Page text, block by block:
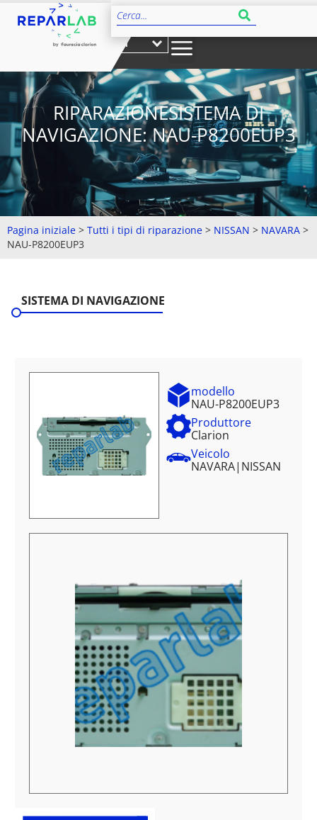
IT
RIPARAZIONESISTEMA DI
NAVIGAZIONE: NAU-P8200EUP3
Pagina iniziale > Tutti i tipi di riparazione > NISSAN > NAVARA >
NAU-P8200EUP3
SISTEMA DI NAVIGAZIONE
modello
NAU-P8200EUP3
Produttore
Clarion
Veicolo
NAVARA| NISSAN